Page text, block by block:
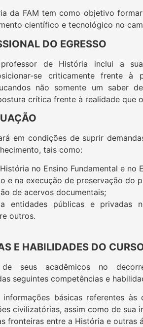
da FAM tem como objetivo
científico e tecnológico no
DO EGRESSO
de História inclui a
se criticamente frente à
não somente um saber
crítica frente à realidade que
em condições de suprir
tais como:
no Ensino Fundamental e no
e na execução de preservação do
de acervos documentais;
a entidades públicas e privadas
outros.
E HABILIDADES DO
seus acadêmicos no
seguintes competências e
informações básicas referentes
civilizatórias, assim como de sua
fronteiras entre a História e outras